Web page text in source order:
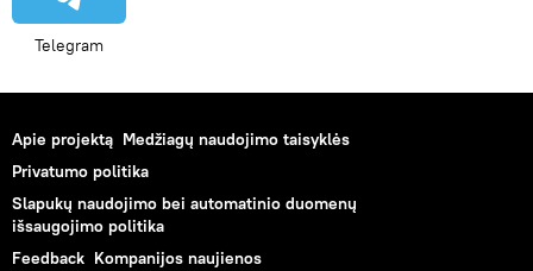
Telegram
Apie projektą Medžiagų naudojimo taisyklės
Privatumo politika
Slapukų naudojimo bei automatinio duomenų
išsaugojimo politika
Feedback Kompanijos naujienos